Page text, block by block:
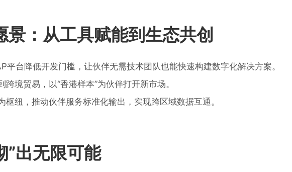
：从工具赋能到生态共创
平台降低开发门槛，让伙伴无需技术团队也能快速构建数字化解决方案。
跨境贸易，以“香港样本”为伙伴打开新市场。
枢纽，推动伙伴服务标准化输出，实现跨区域数据互通。
”出无限可能